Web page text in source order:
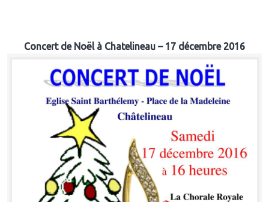
Concert de Noël à Chatelineau – 17 décembre 2016